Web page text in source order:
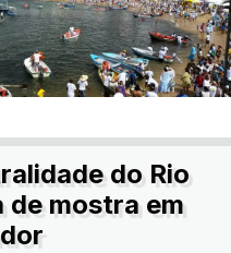
do Rio
de mostra em